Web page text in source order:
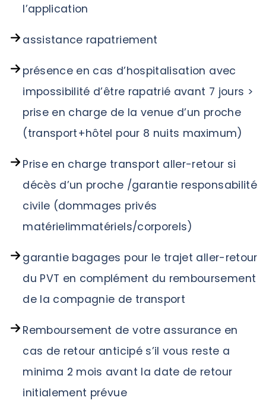
l’application
assistance rapatriement
présence en cas d’hospitalisation avec
impossibilité d’être rapatrié avant 7 jours >
prise en charge de la venue d’un proche
(transport+hôtel pour 8 nuits maximum)
Prise en charge transport aller-retour si
décès d’un proche /garantie responsabilité
civile (dommages privés
matérielimmatériels/corporels)
garantie bagages pour le trajet aller-retour
du PVT en complément du remboursement
de la compagnie de transport
Remboursement de votre assurance en
cas de retour anticipé s’il vous reste a
minima 2 mois avant la date de retour
initialement prévue